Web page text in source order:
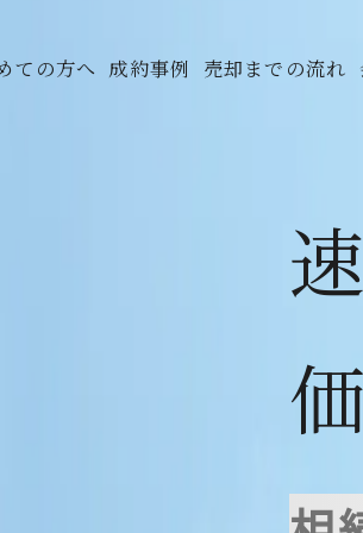
ての方へ 成約事例 売却までの流れ